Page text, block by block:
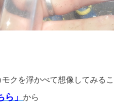
クを浮かべて想像してみるこ
ら」から